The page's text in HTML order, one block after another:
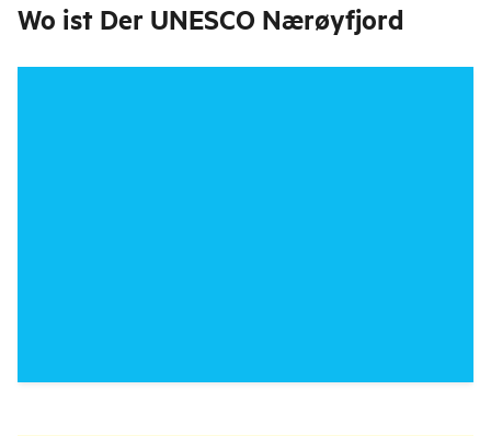
Wo ist Der UNESCO Nærøyfjord